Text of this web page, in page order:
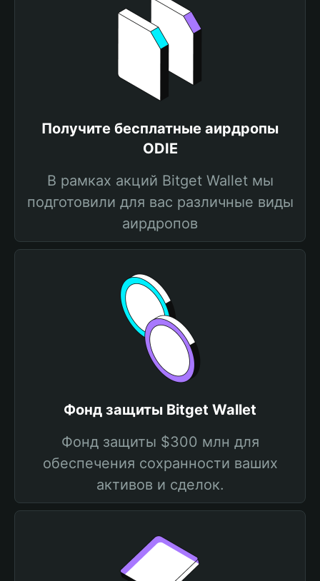
Получите бесплатные аирдропы
ODIE
В рамках акций Bitget Wallet мы
подготовили для вас различные виды
аирдропов
Фонд защиты Bitget Wallet
Фонд защиты $300 млн для
обеспечения сохранности ваших
активов и сделок.